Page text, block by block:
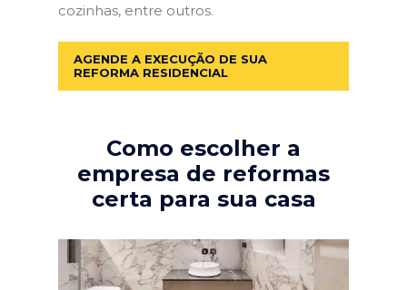
cozinhas, entre outros.
AGENDE A EXECUÇÃO DE SUA
REFORMA RESIDENCIAL
Como escolher a
empresa de reformas
certa para sua casa